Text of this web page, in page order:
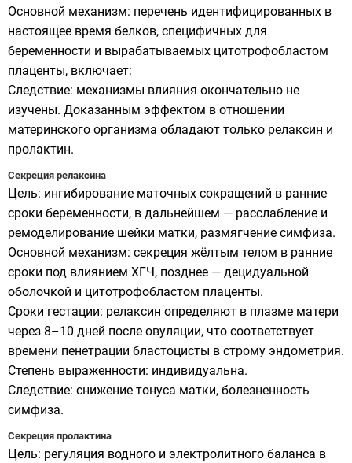
Основной механизм: перечень идентифицированных в
настоящее время белков, специфичных для
беременности и вырабатываемых цитотрофобластом
плаценты, включает:
Следствие: механизмы влияния окончательно не
изучены. Доказанным эффектом в отношении
материнского организма обладают только релаксин и
пролактин.
Секреция релаксина
Цель: ингибирование маточных сокращений в ранние
сроки беременности, в дальнейшем — расслабление и
ремоделирование шейки матки, размягчение симфиза.
Основной механизм: секреция жёлтым телом в ранние
сроки под влиянием ХГЧ, позднее — децидуальной
оболочкой и цитотрофобластом плаценты.
Сроки гестации: релаксин определяют в плазме матери
через 8–10 дней после овуляции, что соответствует
времени пенетрации бластоцисты в строму эндометрия.
Степень выраженности: индивидуальна.
Следствие: снижение тонуса матки, болезненность
симфиза.
Секреция пролактина
Цель: регуляция водного и электролитного баланса в